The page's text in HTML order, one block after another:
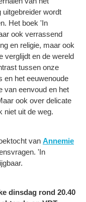
wordt
Het boek 'In
ook verrassend
en religie, maar ook
verglijdt en de wereld
tussen onze
en het eeuwenoude
van eenvoud en het
ook over delicate
niet uit de weg.
van Annemie
'In
dinsdag rond 20.40